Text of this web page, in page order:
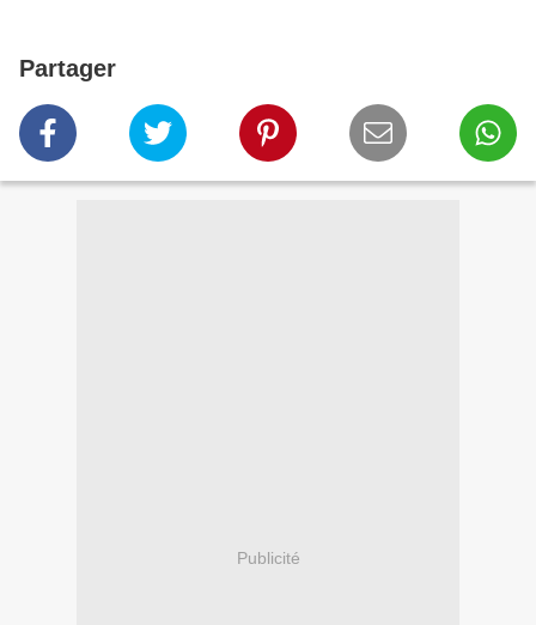
Partager
Publicité